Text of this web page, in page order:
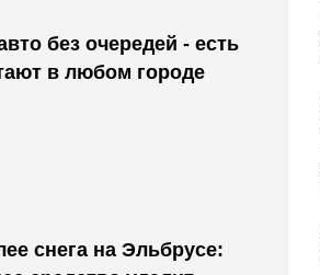
без очередей - есть
в любом городе
снега на Эльбрусе: